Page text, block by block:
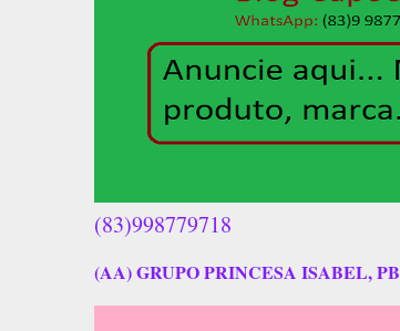
(83)998779718
(AA) GRUPO PRINCESA ISABEL, PB